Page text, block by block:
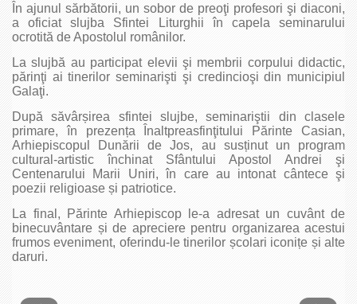
În ajunul sărbătorii, un sobor de preoţi profesori şi diaconi,
a oficiat slujba Sfintei Liturghii în capela seminarului
ocrotită de Apostolul românilor.
La slujbă au participat elevii şi membrii corpului didactic,
părinţi ai tinerilor seminarişti şi credincioşi din municipiul
Galaţi.
După săvârșirea sfintei slujbe, seminariştii din clasele
primare, în prezența Înaltpreasfinţitului Părinte Casian,
Arhiepiscopul Dunării de Jos, au susținut un program
cultural-artistic închinat Sfântului Apostol Andrei şi
Centenarului Marii Uniri, în care au intonat cântece şi
poezii religioase și patriotice.
La final, Părinte Arhiepiscop le-a adresat un cuvânt de
binecuvântare și de apreciere pentru organizarea acestui
frumos eveniment, oferindu-le tinerilor școlari iconițe și alte
daruri.